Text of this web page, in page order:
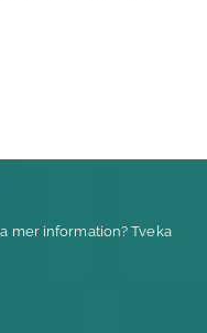
mer information? Tveka